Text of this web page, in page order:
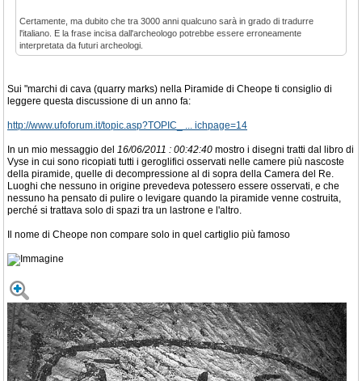
Certamente, ma dubito che tra 3000 anni qualcuno sarà in grado di tradurre
l'italiano. E la frase incisa dall'archeologo potrebbe essere erroneamente
interpretata da futuri archeologi.
Sui "marchi di cava (quarry marks) nella Piramide di Cheope ti consiglio di
leggere questa discussione di un anno fa:
http://www.ufoforum.it/topic.asp?TOPIC_ ... ichpage=14
In un mio messaggio del 16/06/2011 : 00:42:40 mostro i disegni tratti dal libro di
Vyse in cui sono ricopiati tutti i geroglifici osservati nelle camere più nascoste
della piramide, quelle di decompressione al di sopra della Camera del Re.
Luoghi che nessuno in origine prevedeva potessero essere osservati, e che
nessuno ha pensato di pulire o levigare quando la piramide venne costruita,
perché si trattava solo di spazi tra un lastrone e l'altro.
Il nome di Cheope non compare solo in quel cartiglio più famoso